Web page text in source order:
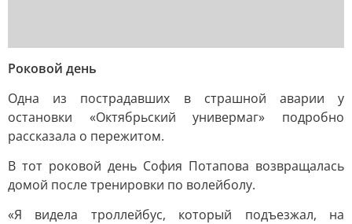
Роковой день
Одна из пострадавших в страшной аварии у
остановки «Октябрьский универмаг» подробно
рассказала о пережитом.
В тот роковой день София Потапова возвращалась
домой после тренировки по волейболу.
«Я видела троллейбус, который подъезжал, на